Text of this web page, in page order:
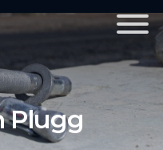
Plugg